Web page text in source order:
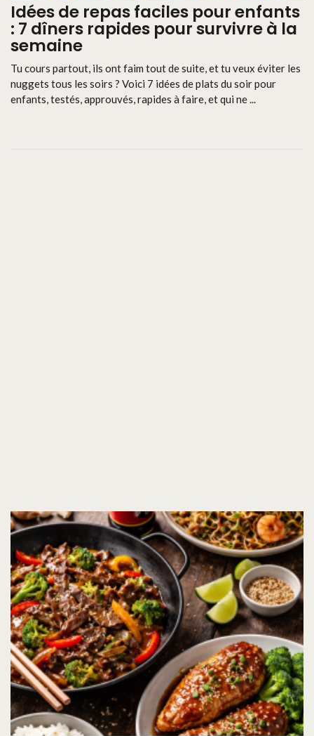
Idées de repas faciles pour enfants
: 7 dîners rapides pour survivre à la
semaine
Tu cours partout, ils ont faim tout de suite, et tu veux éviter les
nuggets tous les soirs ? Voici 7 idées de plats du soir pour
enfants, testés, approuvés, rapides à faire, et qui ne ...